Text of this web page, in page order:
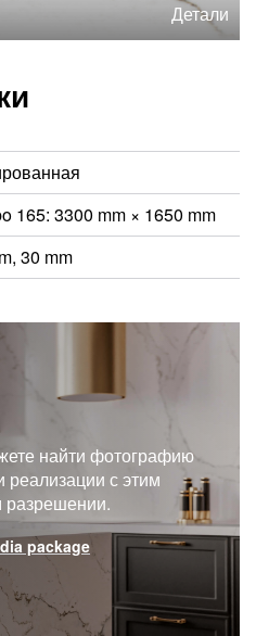
Детали
165: 3300 mm × 1650 mm
30 mm
найти фотографию
реализации с этим
package